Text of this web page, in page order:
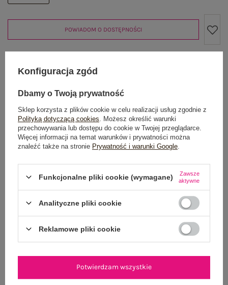
POWIADOM O DOSTĘPNOŚCI
Produkt niedostępny
OPIS PRODUKTU
GŁÓWNE PARAMETRY
OPINIE O PRODUKCIE (0)
WYSYŁKA I DOSTAWA
Konfiguracja zgód
Dbamy o Twoją prywatność
Sklep korzysta z plików cookie w celu realizacji usług zgodnie z
Polityką dotyczącą cookies . Możesz określić warunki
przechowywania lub dostępu do cookie w Twojej przeglądarce.
Więcej informacji na temat warunków i prywatności można
znaleźć także na stronie Prywatność i warunki Google
Funkcjonalne pliki cookie (wymagane)
Zawsze
aktywne
Analityczne pliki cookie
Reklamowe pliki cookie
Potwierdzam wszystkie